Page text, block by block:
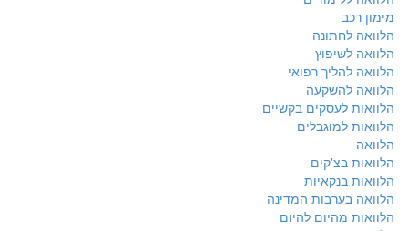
מימון רכב
הלוואה לחתונה
הלוואה לשיפוץ
הלוואה להליך רפואי
הלוואה להשקעה
הלוואות לעסקים בקשיים
הלוואות למוגבלים
הלוואה
הלוואות בצ'קים
הלוואות בנקאיות
הלוואה בערבות המדינה
הלוואות מהיום להיום